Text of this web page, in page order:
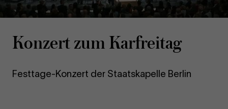
Kon­zert zum Kar­frei­tag
Festtage-Konzert der Staatskapelle Berlin